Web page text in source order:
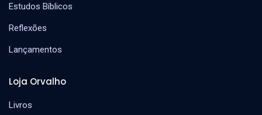
Loja Orvalho
Livros
Estudos Bíblicos
Reflexões
Lançamentos